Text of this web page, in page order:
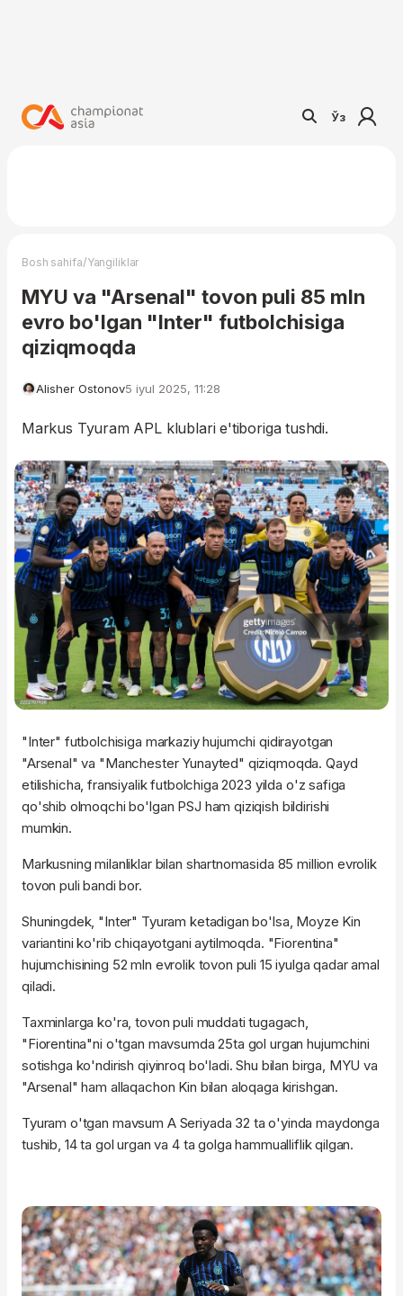
Ўз
Bosh sahifa/Yangiliklar
MYU va "Arsenal" tovon puli 85 mln
evro bo'lgan "Inter" futbolchisiga
qiziqmoqda
Alisher Ostonov5 iyul 2025, 11:28
Markus Tyuram APL klublari e'tiboriga tushdi.
"Inter" futbolchisiga markaziy hujumchi qidirayotgan
"Arsenal" va "Manchester Yunayted" qiziqmoqda. Qayd
etilishicha, fransiyalik futbolchiga 2023 yilda o'z safiga
qo'shib olmoqchi bo'lgan PSJ ham qiziqish bildirishi
mumkin.
Markusning milanliklar bilan shartnomasida 85 million evrolik
tovon puli bandi bor.
Shuningdek, "Inter" Tyuram ketadigan bo'lsa, Moyze Kin
variantini ko'rib chiqayotgani aytilmoqda. "Fiorentina"
hujumchisining 52 mln evrolik tovon puli 15 iyulga qadar amal
qiladi.
Taxminlarga ko'ra, tovon puli muddati tugagach,
"Fiorentina"ni o'tgan mavsumda 25ta gol urgan hujumchini
sotishga ko'ndirish qiyinroq bo'ladi. Shu bilan birga, MYU va
"Arsenal" ham allaqachon Kin bilan aloqaga kirishgan.
Tyuram o'tgan mavsum A Seriyada 32 ta o'yinda maydonga
tushib, 14 ta gol urgan va 4 ta golga hammualliflik qilgan.